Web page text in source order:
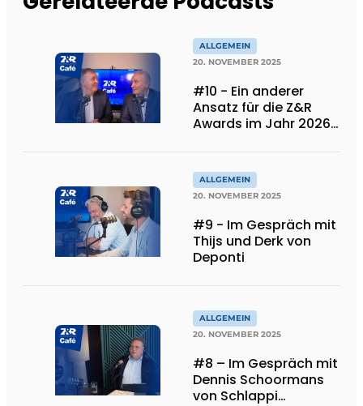
ALLGEMEIN
20. NOVEMBER 2025
#10 - Ein anderer
Ansatz für die Z&R
Awards im Jahr 2026.
ALLGEMEIN
20. NOVEMBER 2025
#9 - Im Gespräch mit
Thijs und Derk von
Deponti
ALLGEMEIN
20. NOVEMBER 2025
#8 – Im Gespräch mit
Dennis Schoormans
von Schlappi